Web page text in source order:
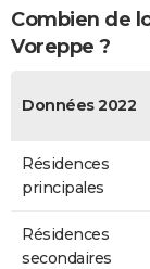
Combien de
Voreppe ?
Données 2022
Résidences
principales
Résidences
secondaires